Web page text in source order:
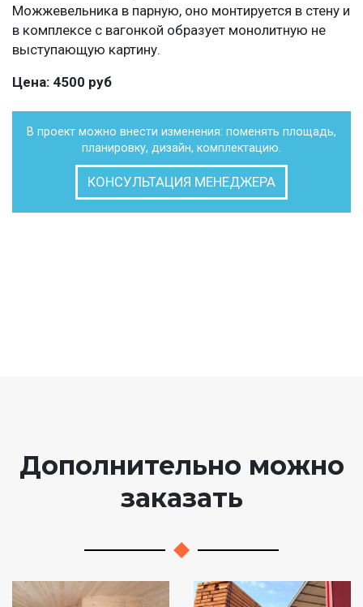
Можжевельника в парную, оно монтируется в стену и
в комплексе с вагонкой образует монолитную не
выступающую картину.
Цена: 4500 руб
В проект можно внести изменения: поменять площадь,
планировку, дизайн, комплектацию.
КОНСУЛЬТАЦИЯ МЕНЕДЖЕРА
Дополнительно можно
заказать